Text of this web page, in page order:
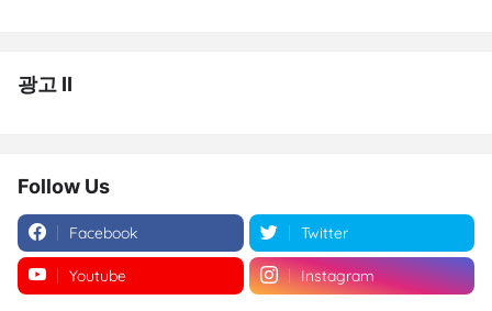
광고 II
Follow Us
Facebook Twitter
Youtube Instagram